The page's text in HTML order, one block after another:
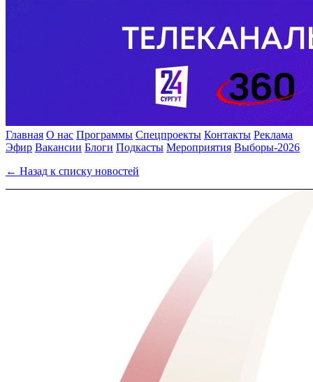
Главная О нас Программы Спецпроекты Контакты Реклама
Эфир Вакансии Блоги Подкасты Мероприятия Выборы-2026
← Назад к списку новостей